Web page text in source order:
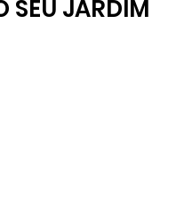
SEU JARDIM